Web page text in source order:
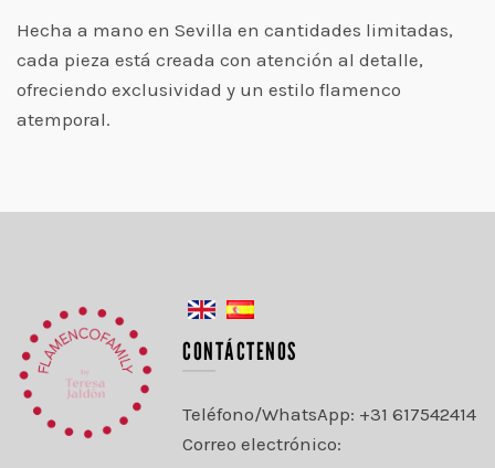
Hecha a mano en Sevilla en cantidades limitadas,
cada pieza está creada con atención al detalle,
ofreciendo exclusividad y un estilo flamenco
atemporal.
CONTÁCTENOS
Teléfono/WhatsApp: +31 617542414
Correo electrónico: